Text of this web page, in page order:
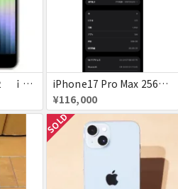
美品 iPhoneSE２ ｉＯＳ１８
iPhone17 Pro Max 256GB 画面割れ
¥116,000
SOLD